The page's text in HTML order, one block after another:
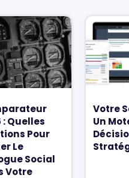
: Quelles
Pour
Le
Social
Votre
Votre
Un